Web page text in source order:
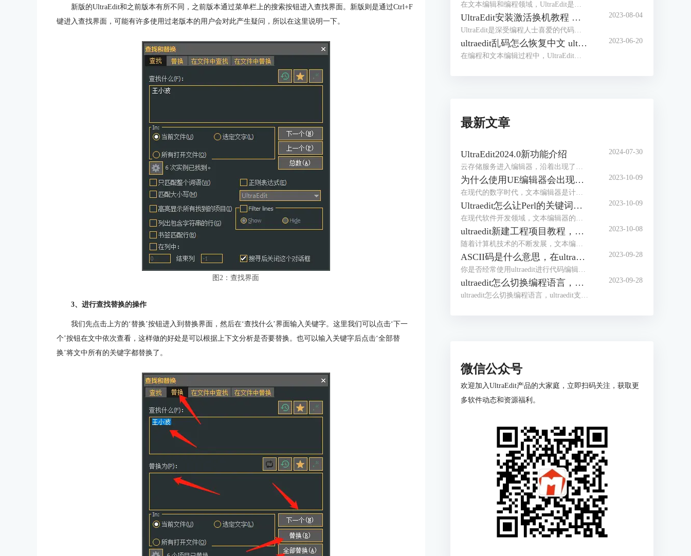
新版的UltraEdit和之前版本有所不同，之前版本通过菜单栏上的搜索按钮进入查找界面。新版则是通过Ctrl+F
键进入查找界面，可能有许多使用过老版本的用户会对此产生疑问，所以在这里说明一下。
图2：查找界面
3、进行查找替换的操作
我们先点击上方的‘替换’按钮进入到替换界面，然后在‘查找什么’界面输入关键字。这里我们可以点击‘下一
个’按钮在文中依次查看，这样做的好处是可以根据上下文分析是否要替换。也可以输入关键字后点击‘全部替
换’将文中所有的关键字都替换了。
在文本编辑和编程领域，UltraEdit是一款广受欢迎的文本编辑器，它具有强大的功能和灵活的操作，可以提高工作效率。本文将介绍UltraEdit替换换行符，UltraEdit替换功能的内容。
UltraEdit安装激活换机教程 如何生成脱机许可证
UltraEdit是深受编程人士喜爱的代码编辑器之一，简洁干净的工作界面，标配的语法高亮功能，代码折叠等高效编程功能，并且，还支持HTML、PHP和JavaScript等语法，让代码编辑、文档内容处理更加方便。
2023-08-04
ultraedit乱码怎么恢复中文 ultraedit中文乱码如何设置
在编程和文本编辑过程中，UltraEdit是一款常用的高效编辑器，其强大的功能和易用性得到了全球数以百万计的用户的信赖。然而，我们可能会在使用中遇到一些问题，比如文档的中文乱码。在这篇文章中，我们将解答ultraedit乱码怎么恢复中文，ultraedit中文乱码如何设置的问题。
2023-06-20
最新文章
UltraEdit2024.0新功能介绍
云存储服务进入编辑器，沿着出现了编写脚本和自动化工作流的新方法。
2024-07-30
为什么使用UE编辑器会出现应用错误，Ultraedit应用程序错误怎么办
在现代的数字时代，文本编辑器是计算机用户不可或缺的工具之一。UltraEdit（UE）作为一款备受欢迎的文本编辑器，为用户提供了丰富的功能和出色的编辑体验。然而，有时用户可能会遇到应用程序错误的问题，这不仅影响了工作效率，还让人感到困扰。本文将深入研究为什么使用UE编辑器会出现应用错误，Ultraedit应用程序错误怎么办。同时，我们还将分享一些防止UE编辑器报错的实用技巧，以确保你的编辑体验始终顺畅无阻。
2023-10-09
Ultraedit怎么让Perl的关键词高亮，Ultraedit里的Python语法高亮怎么做
在现代软件开发领域，文本编辑器的选择对于程序员来说至关重要。UltraEdit（UE）作为一款功能强大的文本编辑器，提供了丰富的功能，其中包括语法高亮。本文将深入研究如何在UltraEdit中实现Perl关键词的高亮显示，以及如何设置Python语法高亮。此外，我们还将探讨语法高亮对开发人员的好处。让我们一起来学习这些有关UltraEdit的技巧和优势。
2023-10-09
ultraedit新建工程项目教程，UE怎么管理工程项目文件
随着计算机技术的不断发展，文本编辑器成为程序员和开发人员的得力助手。而UltraEdit（UE）作为其中的佼佼者，为用户提供了丰富的功能和强大的工程项目管理能力。本文将深入探讨如何在UltraEdit中新建工程项目，以及UE如何高效管理工程项目文件。让我们一起来学习，为你的项目管理提供更多便捷和效率。
2023-10-08
ASCII码是什么意思，在ultraedit如何找到ASCII码
你是否经常使用ultraedit进行代码编辑？或者你是否对“ASCII码是什么意思，在ultraedit如何找到ASCII码”这个问题产生过疑惑？本文将一一解答你的疑问，教你如何更高效地在ultraedit和UE编辑器中使用ASCII码。
2023-09-28
ultraedit怎么切换编程语言，ultraedit支持哪些编程语言
ultraedit怎么切换编程语言，ultraedit支持哪些编程语言——这不仅是新手经常提出的问题，也是许多编程老鸟都关心的话题。在本篇文章中，我们将一探究竟。
2023-09-28
微信公众号
欢迎加入UltraEdit产品的大家庭，立即扫码关注，获取更
多软件动态和资源福利。